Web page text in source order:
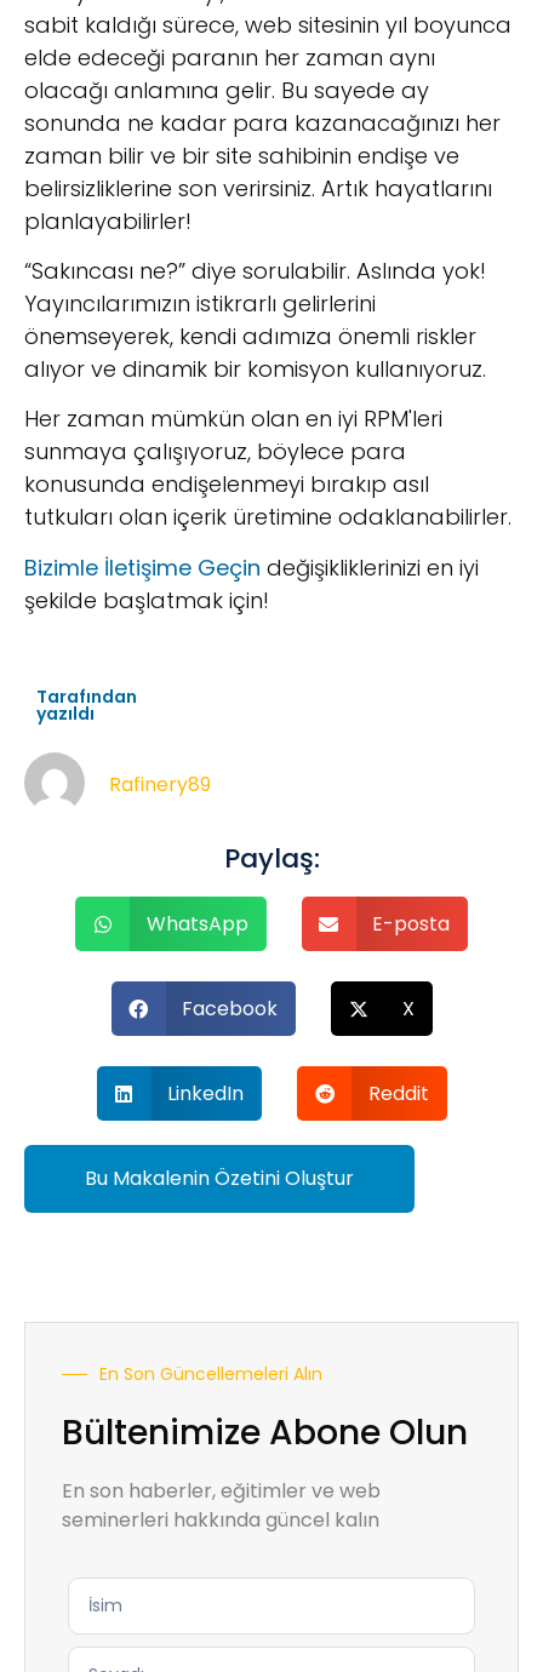
sabit kaldığı sürece, web sitesinin yıl boyunca
elde edeceği paranın her zaman aynı
olacağı anlamına gelir. Bu sayede ay
sonunda ne kadar para kazanacağınızı her
zaman bilir ve bir site sahibinin endişe ve
belirsizliklerine son verirsiniz. Artık hayatlarını
planlayabilirler!
“Sakıncası ne?” diye sorulabilir. Aslında yok!
Yayıncılarımızın istikrarlı gelirlerini
önemseyerek, kendi adımıza önemli riskler
alıyor ve dinamik bir komisyon kullanıyoruz.
Her zaman mümkün olan en iyi RPM'leri
sunmaya çalışıyoruz, böylece para
konusunda endişelenmeyi bırakıp asıl
tutkuları olan içerik üretimine odaklanabilirler.
Bizimle İletişime Geçin değişikliklerinizi en iyi
şekilde başlatmak için!
Tarafından
yazıldı
Rafinery89
Paylaş:
WhatsApp E-posta
Facebook X
LinkedIn Reddit
Bu Makalenin Özetini Oluştur
En Son Güncellemeleri Alın
Bültenimize Abone Olun
En son haberler, eğitimler ve web
seminerleri hakkında güncel kalın